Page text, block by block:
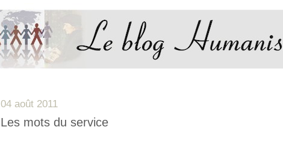
04 août 2011
Les mots du service